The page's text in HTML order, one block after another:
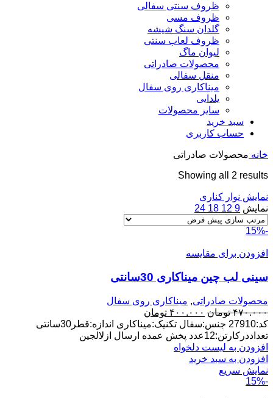
ظروف سنتی سفالی
ظروف مسی
گلدان سنگ شیشه
ظروف لعاب سنتی
لیوان ماگ
محصولات صادراتی
منقل سفالی
میناکاری روی سفال
یلدایی
سایر محصولات
سبد خرید
حساب کاربری
خانه محصولات صادراتی
Showing all 2 results
نمایش نوار کناری
نمایش 9
12
18
24
-15%
افزودن برای مقایسه
سینی لب چین میناکاری 30سانتی
محصولات صادراتی, میناکاری روی سفال
۴۷۰.۰۰۰ تومان قیمت
اصلی:
۴۷۰.۰۰۰ تومان
بود.
۴۰۰.۰۰۰ تومان
فعلی:
۴۰۰.۰۰۰ تومان.
کد:27910 جنس:سفال تکنیک:میناکاری اندازه:قطر30سانتی
تعداددرکارتن:12عدد پخش عمده ارسال ازلالجین
افزودن به لیست دلخواه
افزودن به سبد خرید
نمایش سریع
-15%